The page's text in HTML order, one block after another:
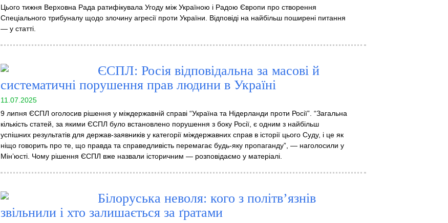
Цього тижня Верховна Рада ратифікувала Угоду між Україною і Радою Європи про створення
Спеціального трибуналу щодо злочину агресії проти України. Відповіді на найбільш поширені питання
— у статті.
ЄСПЛ: Росія відповідальна за масові й
систематичні порушення прав людини в Україні
11.07.2025
9 липня ЄСПЛ оголосив рішення у міждержавній справі “Україна та Нідерланди проти Росії”. “Загальна
кількість статей, за якими ЄСПЛ було встановлено порушення з боку Росії, є одним з найбільш
успішних результатів для держав-заявників у категорії міждержавних справ в історії цього Суду, і це як
ніщо говорить про те, що правда та справедливість перемагає будь-яку пропаганду”, — наголосили у
Мін’юсті. Чому рішення ЄСПЛ вже назвали історичним — розповідаємо у матеріалі.
Білоруська неволя: кого з політв’язнів
звільнили і хто залишається за ґратами